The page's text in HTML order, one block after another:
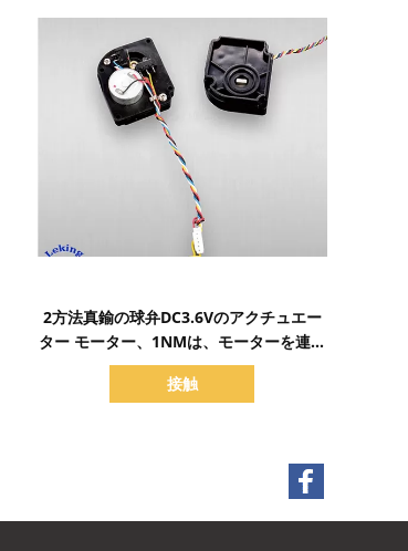
2方法真鍮の球弁DC3.6Vのアクチュエー
ター モーター、1NMは、モーターを連動
させた
接触